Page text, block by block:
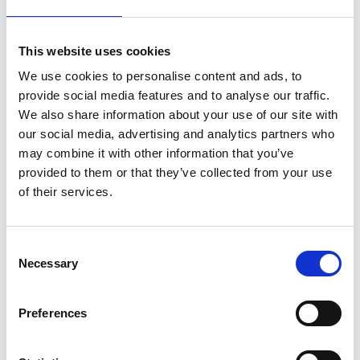
This website uses cookies
We use cookies to personalise content and ads, to
provide social media features and to analyse our traffic.
We also share information about your use of our site with
our social media, advertising and analytics partners who
may combine it with other information that you’ve
provided to them or that they’ve collected from your use
of their services.
Selection
Necessary
Preferences
Scopri la nuova piattaforma AI-first Customer
feedback degli ospiti per aiutare gli hotel a
comprendere l’esperienza, definire le priorità e
misurare i risultati.
VISUALIZZA ORA
Una guida completa al review gating (e